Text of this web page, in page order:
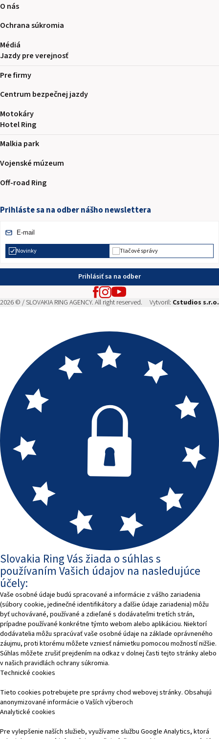
O nás
Ochrana súkromia
Médiá
Jazdy pre verejnosť
Pre firmy
Centrum bezpečnej jazdy
Motokáry
Hotel Ring
Malkia park
Vojenské múzeum
Off-road Ring
Prihláste sa na odber nášho newslettera
Novinky Tlačové správy
Prihlásiť sa na odber
2026 © / SLOVAKIA RING AGENCY. All right reserved. Vytvoril: Cstudios s.r.o.
Slovakia Ring Vás žiada o súhlas s
používaním Vašich údajov na nasledujúce
účely:
Vaše osobné údaje budú spracované a informácie z vášho zariadenia
(súbory cookie, jedinečné identifikátory a ďalšie údaje zariadenia) môžu
byť uchovávané, používané a zdieľané s dodávateľmi tretích strán,
prípadne používané konkrétne týmto webom alebo aplikáciou. Niektorí
dodávatelia môžu spracúvať vaše osobné údaje na základe oprávneného
záujmu, proti ktorému môžete vzniesť námietku pomocou možností nižšie.
Súhlas môžete zrušiť prejdením na odkaz v dolnej časti tejto stránky alebo
v našich pravidlách ochrany súkromia.
Technické cookies
Tieto cookies potrebujete pre správny chod webovej stránky. Obsahujú
anonymizované informácie o Vaších výberoch
Analytické cookies
Pre vylepšenie naších služieb, využívame službu Google Analytics, ktorá